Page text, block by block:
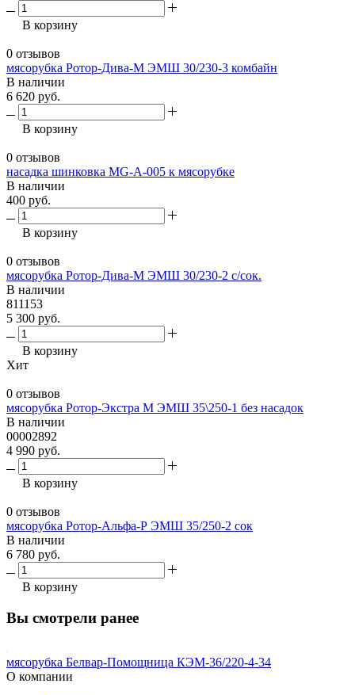
В корзину
0 отзывов
мясорубка Ротор-Дива-М ЭМШ 30/230-3 комбайн
В наличии
6 620 руб.
В корзину
0 отзывов
насадка шинковка MG-A-005 к мясорубке
В наличии
400 руб.
В корзину
0 отзывов
мясорубка Ротор-Дива-М ЭМШ 30/230-2 с/сок.
В наличии
811153
5 300 руб.
В корзину
Хит
0 отзывов
мясорубка Ротор-Экстра М ЭМШ 35\250-1 без насадок
В наличии
00002892
4 990 руб.
В корзину
0 отзывов
мясорубка Ротор-Альфа-Р ЭМШ 35/250-2 сок
В наличии
6 780 руб.
В корзину
Вы смотрели ранее
мясорубка Белвар-Помощница КЭМ-36/220-4-34
О компании